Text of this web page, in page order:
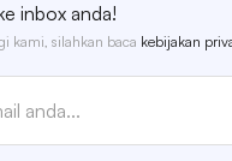
inbox anda!
kami, silahkan baca kebijakan